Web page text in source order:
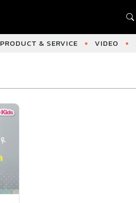
PRODUCT & SERVICE VIDEO